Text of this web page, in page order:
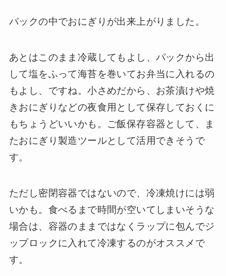
パックの中でおにぎりが出来上がりました。
あとはこのまま冷蔵してもよし、パックから出
して塩をふって海苔を巻いてお弁当に入れるの
もよし、ですね。小さめだから、お茶漬けや焼
きおにぎりなどの夜食用として保存しておくに
もちょうどいいかも。ご飯保存容器として、ま
たおにぎり製造ツールとして活用できそうで
す。
ただし密閉容器ではないので、冷凍焼けには弱
いかも。食べるまで時間が空いてしまいそうな
場合は、容器のままではなくラップに包んでジ
ップロックに入れて冷凍するのがオススメで
す。